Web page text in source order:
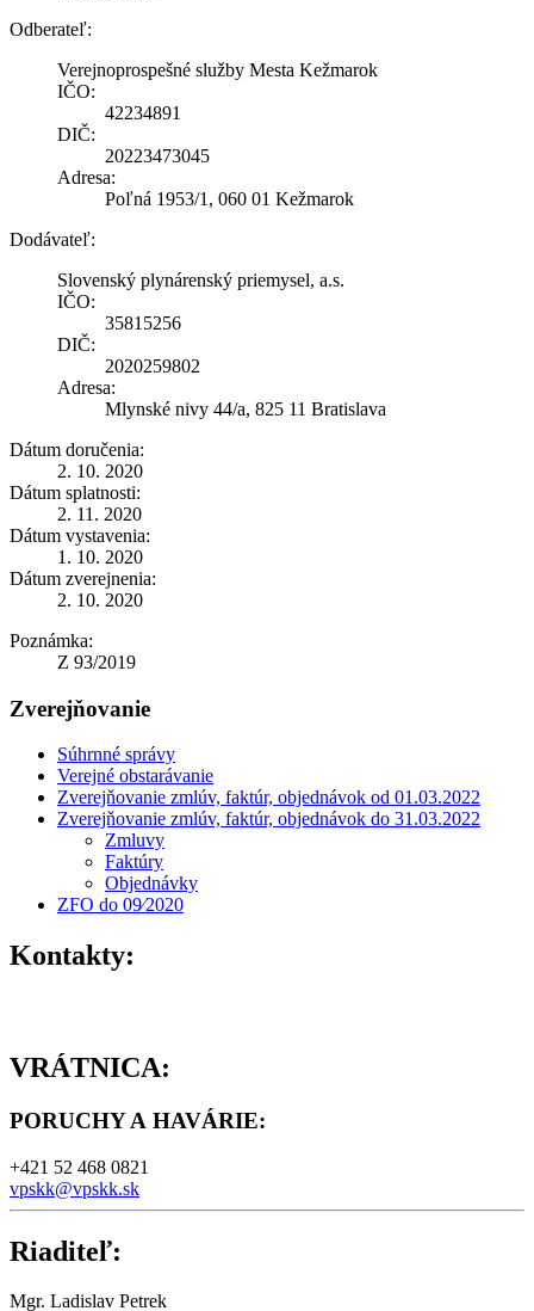
Odberateľ:
Verejnoprospešné služby Mesta Kežmarok
IČO:
42234891
DIČ:
20223473045
Adresa:
Poľná 1953/1, 060 01 Kežmarok
Dodávateľ:
Slovenský plynárenský priemysel, a.s.
IČO:
35815256
DIČ:
2020259802
Adresa:
Mlynské nivy 44/a, 825 11 Bratislava
Dátum doručenia:
2. 10. 2020
Dátum splatnosti:
2. 11. 2020
Dátum vystavenia:
1. 10. 2020
Dátum zverejnenia:
2. 10. 2020
Poznámka:
Z 93/2019
Zverejňovanie
Súhrnné správy
Verejné obstarávanie
Zverejňovanie zmlúv, faktúr, objednávok od 01.03.2022
Zverejňovanie zmlúv, faktúr, objednávok do 31.03.2022
Zmluvy
Faktúry
Objednávky
ZFO do 09⁄2020
Kontakty:
VRÁTNICA:
PORUCHY A HAVÁRIE:
+421 52 468 0821
vpskk@vpskk.sk
Riaditeľ:
Mgr. Ladislav Petrek